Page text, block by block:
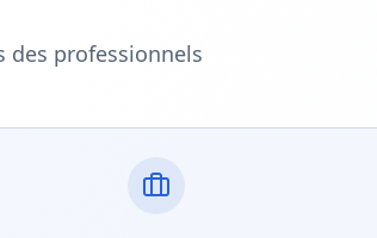
des professionnels